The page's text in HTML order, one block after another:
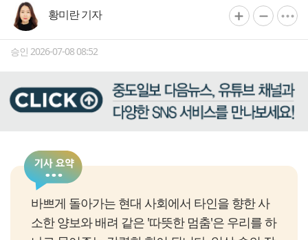
황미란 기자
승인 2026-07-08 08:52
바쁘게 돌아가는 현대 사회에서 타인을 향한 사
소한 양보와 배려 같은 '따뜻한 멈춤'은 우리를 하